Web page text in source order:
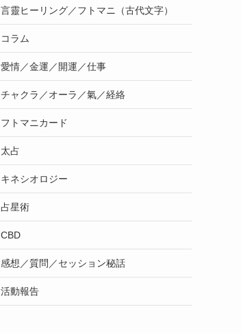
言靈ヒーリング／フトマニ（古代文字）
コラム
愛情／金運／開運／仕事
チャクラ／オーラ／氣／経絡
フトマニカード
太占
キネシオロジー
占星術
CBD
感想／質問／セッション秘話
活動報告